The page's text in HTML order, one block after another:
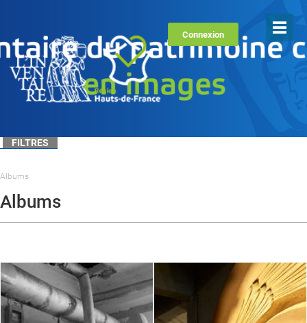
Connexion
FILTRES
Albums
Albums